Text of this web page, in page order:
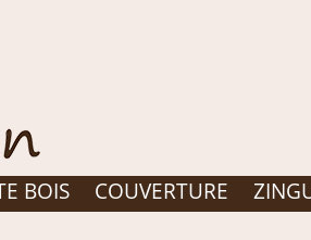
BOIS COUVERTURE